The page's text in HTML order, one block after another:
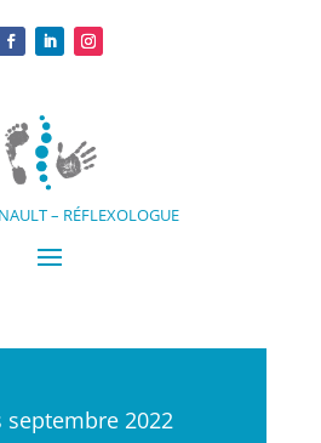
– RÉFLEXOLOGUE
septembre 2022